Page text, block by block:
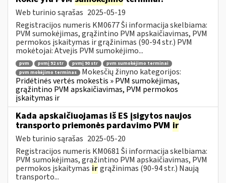
Web turinio sąrašas 2025-05-19
Registracijos numeris KM0677 Ši informacija skelbiama:
PVM sumokėjimas, grąžintino PVM apskaičiavimas, PVM
permokos įskaitymas ir grąžinimas (90-94 str.) PVM
mokėtojai: Atvejis PVM sumokėjimo...
pvm pvmį 92 str pvmį 90 str
pvm sumokėjimo terminai
pvm mokėjimo terminas
Mokesčių žinyno kategorijos:
Pridėtinės vertės mokestis » PVM sumokėjimas,
grąžintino PVM apskaičiavimas, PVM permokos
įskaitymas ir
Kada apskaičiuojamas iš ES įsigytos naujos
transporto priemonės pardavimo PVM ir
Web turinio sąrašas 2025-05-20
Registracijos numeris KM0681 Ši informacija skelbiama:
PVM sumokėjimas, grąžintino PVM apskaičiavimas, PVM
permokos įskaitymas irgrąžinimas (90-94 str.) Naują
transporto...